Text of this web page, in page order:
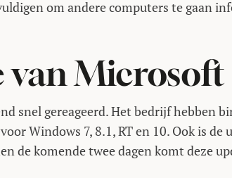
om andere computers te gaan
van Microsoft
snel gereageerd. Het bedrijf hebben
Windows 7, 8.1, RT en 10. Ook is de
de komende twee dagen komt deze